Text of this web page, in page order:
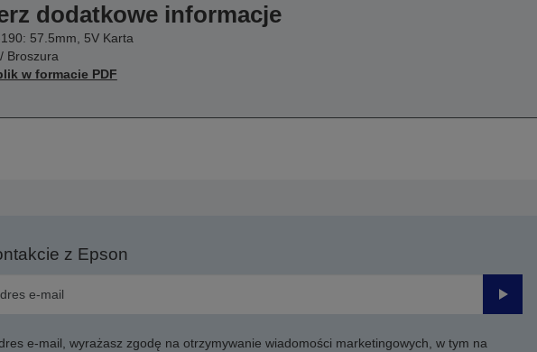
dodatkowe informacje
57.5mm, 5V Karta
Broszura
w formacie PDF
z Epson
e-mail, wyrażasz zgodę na otrzymywanie wiadomości marketingowych, w tym na